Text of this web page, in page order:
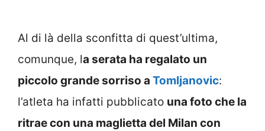
Al di là della sconfitta di quest’ultima,
comunque, la serata ha regalato un
piccolo grande sorriso a Tomljanovic:
l’atleta ha infatti pubblicato una foto che la
ritrae con una maglietta del Milan con